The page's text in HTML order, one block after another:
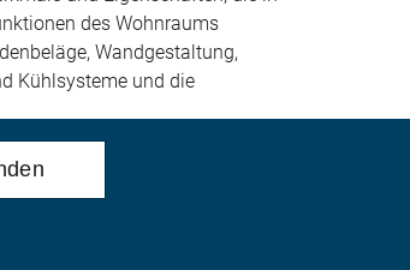
des Wohnraums
Wandgestaltung,
Kühlsysteme und die